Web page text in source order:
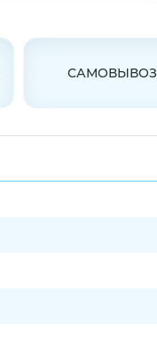
САМОВЫВОЗ